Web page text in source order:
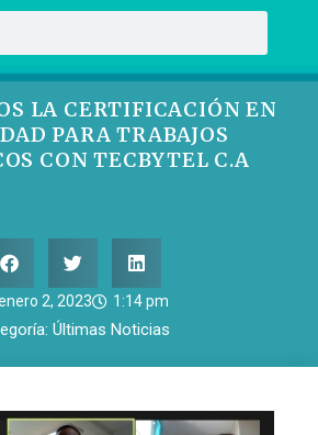
LA CERTIFICACIÓN EN
PARA TRABAJOS
CON TECBYTEL C.A
2, 2023 1:14 pm
Últimas Noticias